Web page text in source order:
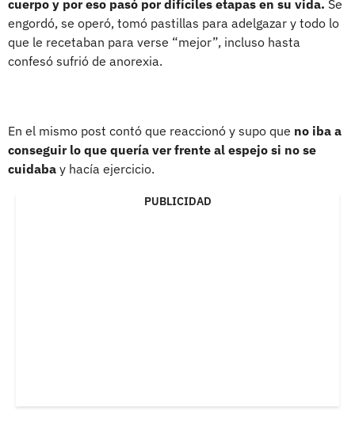
cuerpo y por eso pasó por difíciles etapas en su vida. Se
engordó, se operó, tomó pastillas para adelgazar y todo lo
que le recetaban para verse “mejor”, incluso hasta
confesó sufrió de anorexia.
En el mismo post contó que reaccionó y supo que no iba a
conseguir lo que quería ver frente al espejo si no se
cuidaba y hacía ejercicio.
PUBLICIDAD